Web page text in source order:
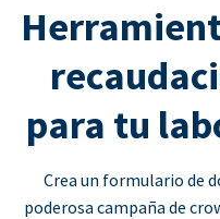
para tu
Crea un formulario de
poderosa campaña de